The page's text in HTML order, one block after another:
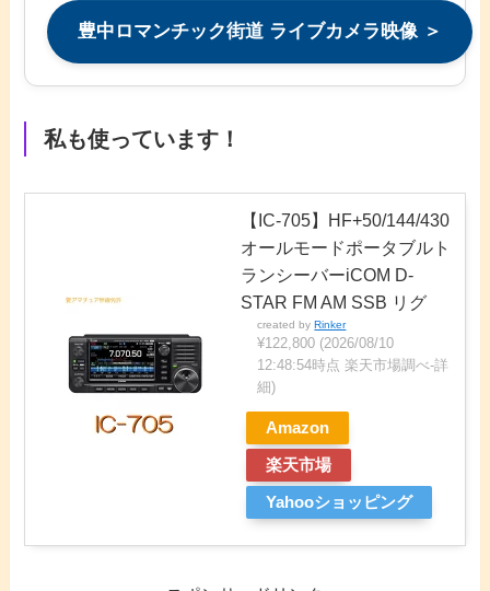
豊中ロマンチック街道 ライブカメラ映像 ＞
私も使っています！
【IC-705】HF+50/144/430
オールモードポータブルト
ランシーバーiCOM D-
STAR FM AM SSB リグ
created byRinker
¥122,800 (2026/08/10
12:48:54時点 楽天市場調べ-詳
細)
Amazon
楽天市場
Yahooショッピング